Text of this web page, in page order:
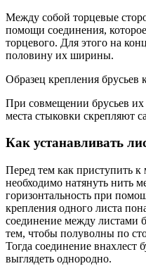
Между собой торцевые
помощи соединения,
торцевого. Для этого на
половину их ширины.
Образец крепления брусьев
При совмещении брусьев их
места стыковки скрепляют
Как устанавливать
Перед тем как приступить
необходимо натянуть нить
горизонтальность при
крепления одного листа
соединение между листами
тем, чтобы полуволны по
Тогда соединение внахлест
выглядеть однородно.